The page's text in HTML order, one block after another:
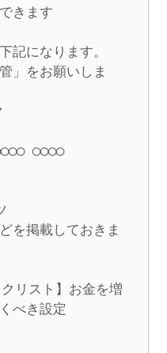
きます
記になります。
」をお願いしま
◯◯◯◯
を掲載しておきま
リスト】お金を増
べき設定